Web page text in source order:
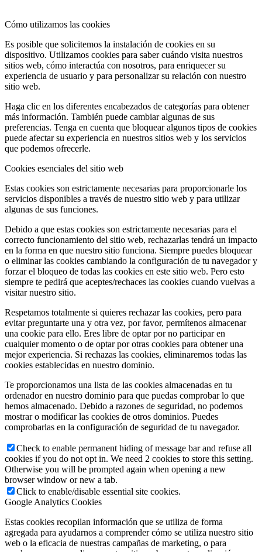
Cómo utilizamos las cookies
Es posible que solicitemos la instalación de cookies en su
dispositivo. Utilizamos cookies para saber cuándo visita nuestros
sitios web, cómo interactúa con nosotros, para enriquecer su
experiencia de usuario y para personalizar su relación con nuestro
sitio web.
Haga clic en los diferentes encabezados de categorías para obtener
más información. También puede cambiar algunas de sus
preferencias. Tenga en cuenta que bloquear algunos tipos de cookies
puede afectar su experiencia en nuestros sitios web y los servicios
que podemos ofrecerle.
Cookies esenciales del sitio web
Estas cookies son estrictamente necesarias para proporcionarle los
servicios disponibles a través de nuestro sitio web y para utilizar
algunas de sus funciones.
Debido a que estas cookies son estrictamente necesarias para el
correcto funcionamiento del sitio web, rechazarlas tendrá un impacto
en la forma en que nuestro sitio funciona. Siempre puedes bloquear
o eliminar las cookies cambiando la configuración de tu navegador y
forzar el bloqueo de todas las cookies en este sitio web. Pero esto
siempre te pedirá que aceptes/rechaces las cookies cuando vuelvas a
visitar nuestro sitio.
Respetamos totalmente si quieres rechazar las cookies, pero para
evitar preguntarte una y otra vez, por favor, permítenos almacenar
una cookie para ello. Eres libre de optar por no participar en
cualquier momento o de optar por otras cookies para obtener una
mejor experiencia. Si rechazas las cookies, eliminaremos todas las
cookies establecidas en nuestro dominio.
Te proporcionamos una lista de las cookies almacenadas en tu
ordenador en nuestro dominio para que puedas comprobar lo que
hemos almacenado. Debido a razones de seguridad, no podemos
mostrar o modificar las cookies de otros dominios. Puedes
comprobarlas en la configuración de seguridad de tu navegador.
Check to enable permanent hiding of message bar and refuse all
cookies if you do not opt in. We need 2 cookies to store this setting.
Otherwise you will be prompted again when opening a new
browser window or new a tab.
Click to enable/disable essential site cookies.
Google Analytics Cookies
Estas cookies recopilan información que se utiliza de forma
agregada para ayudarnos a comprender cómo se utiliza nuestro sitio
web o la eficacia de nuestras campañas de marketing, o para